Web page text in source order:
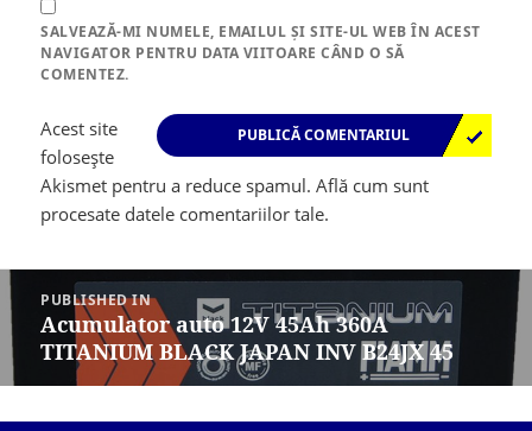
SALVEAZĂ-MI NUMELE, EMAILUL ȘI SITE-UL WEB ÎN ACEST
NAVIGATOR PENTRU DATA VIITOARE CÂND O SĂ
COMENTEZ.
Acest site
folosește
Akismet pentru a reduce spamul.Află cum sunt
procesate datele comentariilor tale.
Navigare
în
articole
PUBLISHED IN
Acumulator auto 12V 45Ah 360A
TITANIUM BLACK JAPAN INV B24JX 45